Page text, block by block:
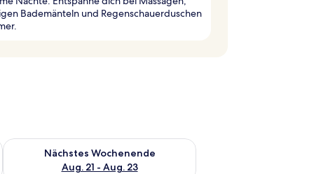
Bademänteln und Regenschauerduschen
Aug. 14 - Aug. 16.
Nächstes Wochenende
Aug. 21 - Aug. 23
Überprüfe die Verfügbarkeit für nächstes Wochenende, Aug.